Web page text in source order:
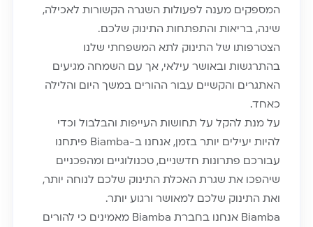
המספקים מענה לפעולות השגרה הקשורות לאכילה,
שינה, בריאות והתפתחות התינוק שלכם.
הצטרפותו של התינוק לתא המשפחתי שלנו
בהתרגשות ובאושר עילאי, אך עם השמחה מגיעים
האתגרים והקשיים עבור ההורים במשך היום והלילה
כאחד.
על מנת להקל על תחושות העייפות והבלבול וכדי
להיות יעילים יותר בזמן, אנחנו ב-Biamba פיתחנו
עבורכם פתרונות חדשניים, טכנולוגיים ומהפכניים
שיהפכו את שגרת האכלת התינוק שלכם לנוחה יותר,
ואת התינוק שלכם למאושר ורגוע יותר.
Biamba אנחנו בחברת Biamba מאמינים כי להורים